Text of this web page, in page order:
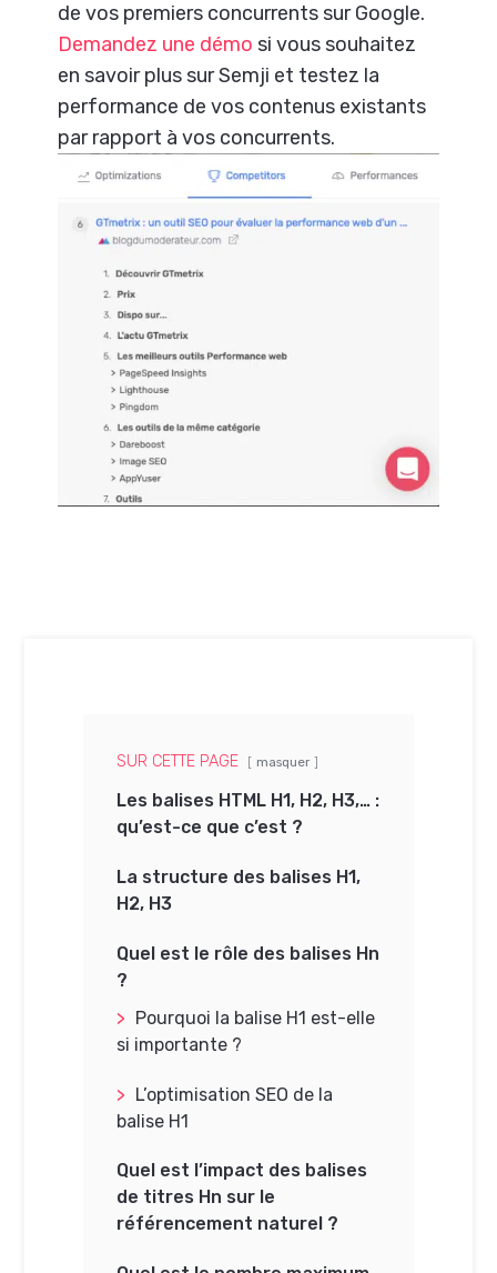
SUR CETTE PAGE masquer
Les balises HTML H1, H2, H3,… :
qu’est-ce que c’est ?
La structure des balises H1,
H2, H3
Quel est le rôle des balises Hn
?
Pourquoi la balise H1 est-elle
si importante ?
L’optimisation SEO de la
balise H1
Quel est l’impact des balises
de titres Hn sur le
référencement naturel ?
de vos premiers concurrents sur Google.
Demandez une démosi vous souhaitez
en savoir plus sur Semji et testez la
performance de vos contenus existants
par rapport à vos concurrents.